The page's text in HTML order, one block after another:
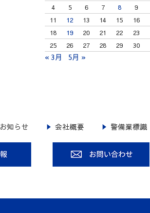
4
5 6 7 8 9
11
12 13 14 15 16
18
19 20 21 22 23
25
26 27 28 29 30
« 3月 5月 »
お知らせ 会社概要 警備業標識